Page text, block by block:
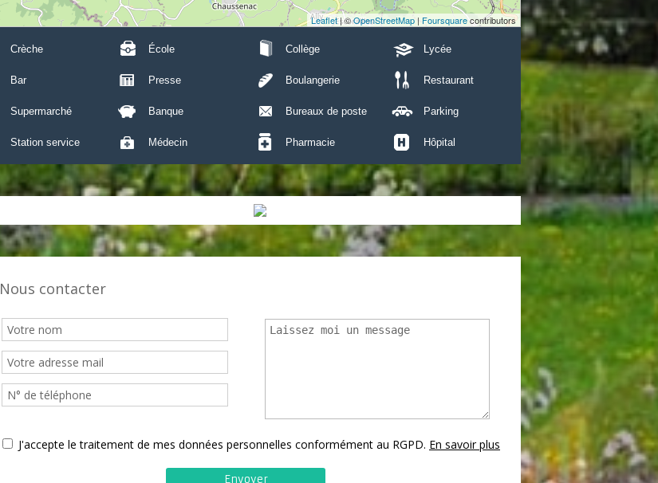
Leaflet| ©OpenStreetMap | Foursquarecontributors
Crèche École Collège Lycée
Bar Presse Boulangerie Restaurant
Supermarché Banque Bureaux de poste Parking
Station service Médecin Pharmacie Hôpital
Nous contacter
J'accepte le traitement de mes données personnelles conformément au RGPD. En savoir plus